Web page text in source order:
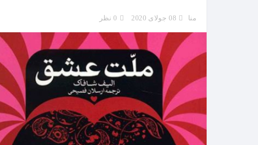
منا 08 جولای 2020 0 نظر